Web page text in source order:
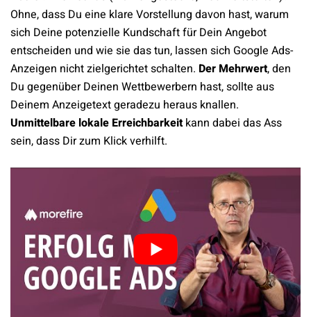
Ohne, dass Du eine klare Vorstellung davon hast, warum
sich Deine potenzielle Kundschaft für Dein Angebot
entscheiden und wie sie das tun, lassen sich Google Ads-
Anzeigen nicht zielgerichtet schalten. Der Mehrwert, den
Du gegenüber Deinen Wettbewerbern hast, sollte aus
Deinem Anzeigetext geradezu heraus knallen.
Unmittelbare lokale Erreichbarkeitkann dabei das Ass
sein, dass Dir zum Klick verhilft.